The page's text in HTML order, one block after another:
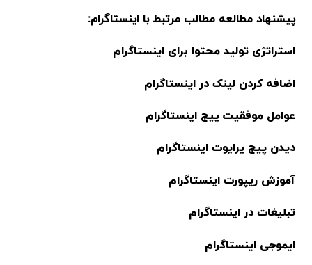
پیشنهاد مطالعه مطالب مرتبط با اینستاگرام:
استراتژی تولید محتوا برای اینستاگرام
اضافه کردن لینک در اینستاگرام
عوامل موفقیت پیج اینستاگرام
دیدن پیج پرایوت اینستاگرام
آموزش ریپورت اینستاگرام
تبلیغات در اینستاگرام
ایموجی اینستاگرام